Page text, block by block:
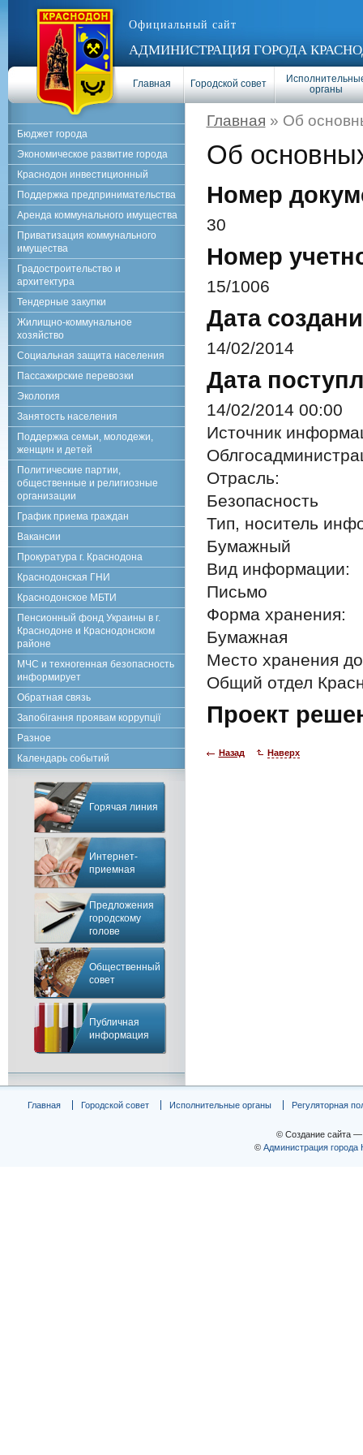
Официальный сайт
АДМИНИСТРАЦИЯ ГОРОДА
Главная Городской совет
органы
Главная » Об
Об
Номер
30
Номер
15/1006
Дата
14/02/2014
Дата
14/02/2014 00:00
Источник
Отрасль:
Безопасность
Тип, носитель
Бумажный
Вид информации:
Письмо
Форма хранения:
Бумажная
Место хранения
Общий отдел
Проект
Назад Наверх
Бюджет города
Экономическое развитие города
Краснодон инвестиционный
Поддержка предпринимательства
Аренда коммунального имущества
Приватизация коммунального
имущества
Градостроительство и
архитектура
Тендерные закупки
Жилищно-коммунальное
хозяйство
Социальная защита населения
Пассажирские перевозки
Экология
Занятость населения
Поддержка семьи, молодежи,
женщин и детей
Политические партии,
общественные и религиозные
организации
График приема граждан
Вакансии
Прокуратура г. Краснодона
Краснодонская ГНИ
Краснодонское МБТИ
Пенсионный фонд Украины в г.
Краснодоне и Краснодонском
районе
МЧС и техногенная безопасность
информирует
Обратная связь
Запобігання проявам коррупції
Разное
Календарь событий
Горячая линия
Интернет-
приемная
Предложения
городскому
голове
Общественный
совет
Публичная
информация
Главная Городской совет Исполнительные органы Регуляторная
© Создание сайта
© Администрация города